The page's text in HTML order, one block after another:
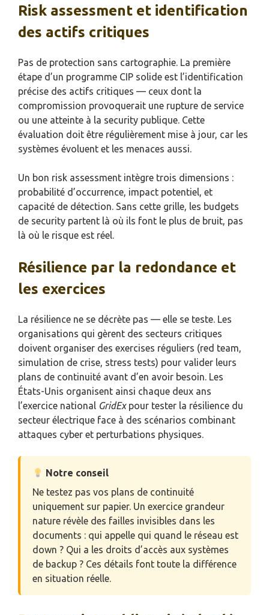
Risk assessment et identification
des actifs critiques
Pas de protection sans cartographie. La première
étape d’un programme CIP solide est l’identification
précise des actifs critiques — ceux dont la
compromission provoquerait une rupture de service
ou une atteinte à la security publique. Cette
évaluation doit être régulièrement mise à jour, car les
systèmes évoluent et les menaces aussi.
Un bon risk assessment intègre trois dimensions :
probabilité d’occurrence, impact potentiel, et
capacité de détection. Sans cette grille, les budgets
de security partent là où ils font le plus de bruit, pas
là où le risque est réel.
Résilience par la redondance et
les exercices
La résilience ne se décrète pas — elle se teste. Les
organisations qui gèrent des secteurs critiques
doivent organiser des exercises réguliers (red team,
simulation de crise, stress tests) pour valider leurs
plans de continuité avant d’en avoir besoin. Les
États-Unis organisent ainsi chaque deux ans
l’exercice national GridExpour tester la résilience du
secteur électrique face à des scénarios combinant
attaques cyber et perturbations physiques.
Notre conseil
Ne testez pas vos plans de continuité
uniquement sur papier. Un exercice grandeur
nature révèle des failles invisibles dans les
documents : qui appelle qui quand le réseau est
down ? Qui a les droits d’accès aux systèmes
de backup ? Ces détails font toute la différence
en situation réelle.